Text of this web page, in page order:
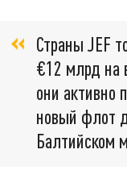
Страны JEF
€12 млрд на
они активно
новый флот
Балтийском